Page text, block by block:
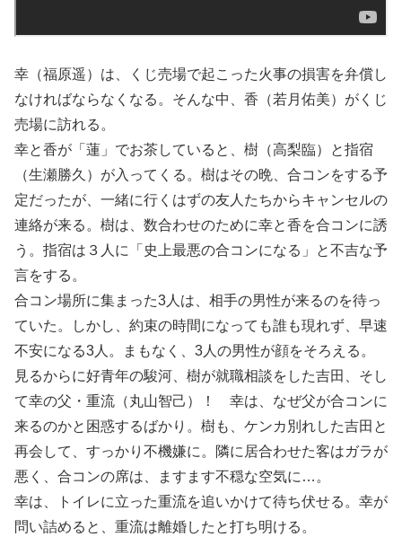
幸（福原遥）は、くじ売場で起こった火事の損害を弁償し
なければならなくなる。そんな中、香（若月佑美）がくじ
売場に訪れる。
幸と香が「蓮」でお茶していると、樹（高梨臨）と指宿
（生瀬勝久）が入ってくる。樹はその晩、合コンをする予
定だったが、一緒に行くはずの友人たちからキャンセルの
連絡が来る。樹は、数合わせのために幸と香を合コンに誘
う。指宿は３人に「史上最悪の合コンになる」と不吉な予
言をする。
合コン場所に集まった3人は、相手の男性が来るのを待っ
ていた。しかし、約束の時間になっても誰も現れず、早速
不安になる3人。まもなく、3人の男性が顔をそろえる。
見るからに好青年の駿河、樹が就職相談をした吉田、そし
て幸の父・重流（丸山智己）！ 幸は、なぜ父が合コンに
来るのかと困惑するばかり。樹も、ケンカ別れした吉田と
再会して、すっかり不機嫌に。隣に居合わせた客はガラが
悪く、合コンの席は、ますます不穏な空気に…。
幸は、トイレに立った重流を追いかけて待ち伏せる。幸が
問い詰めると、重流は離婚したと打ち明ける。